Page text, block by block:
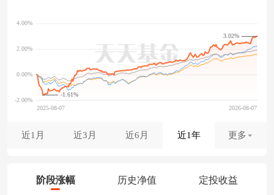
-1.61%
3.02%
近1月 近3月 近6月 近1年 更多
阶段涨幅 历史净值 定投收益